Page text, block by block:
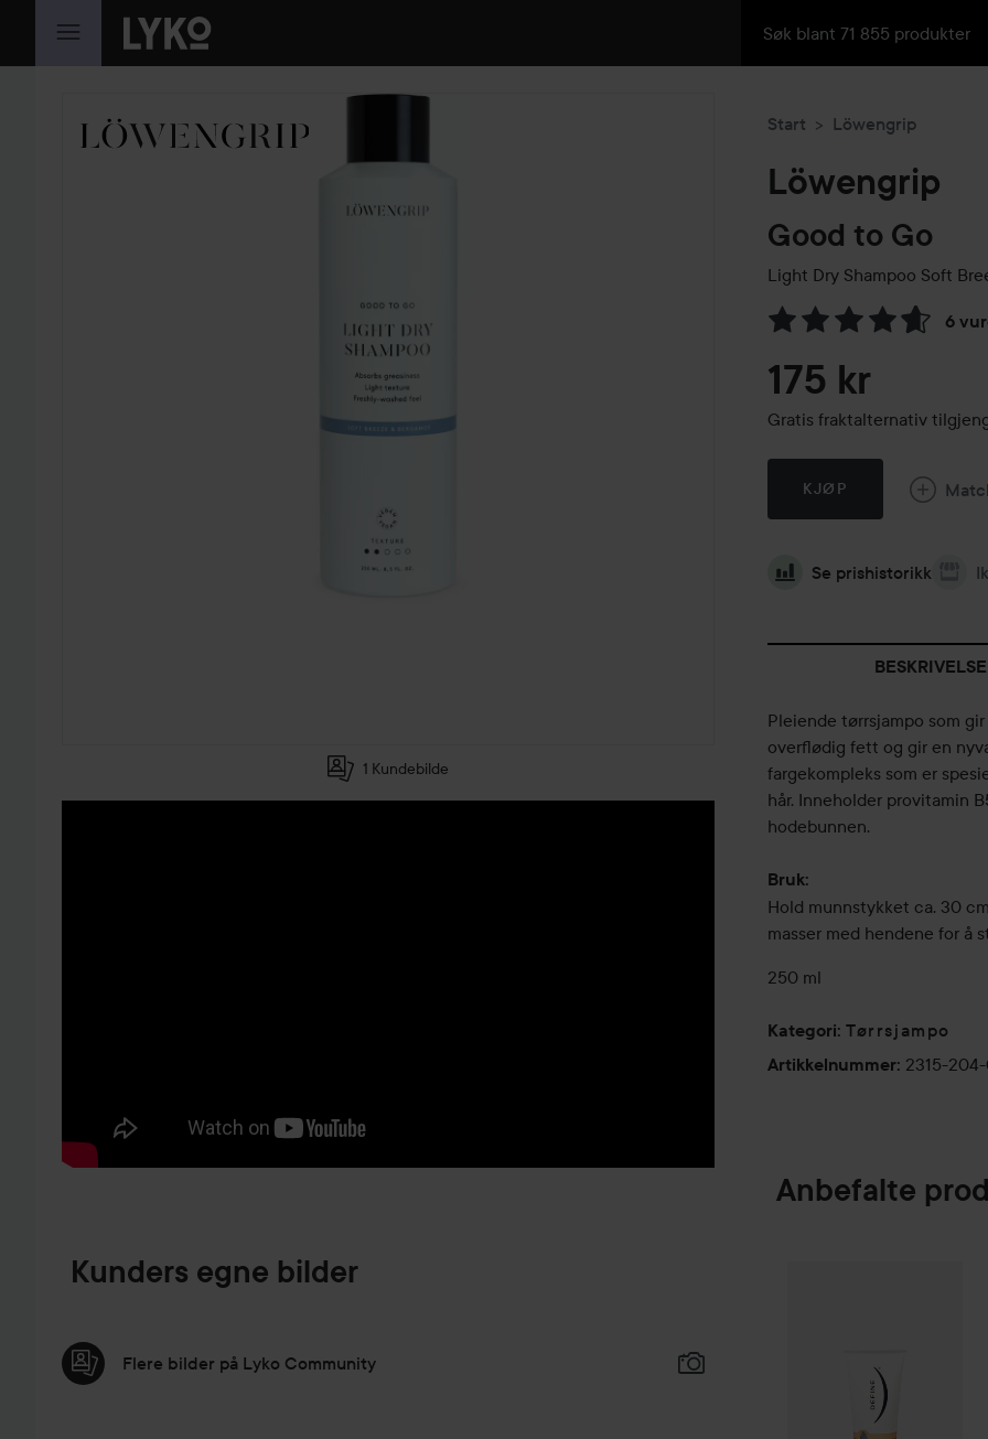
GÅ TIL INNHOLD
1 Kundebilde
Kunders egne bilder
Flere bilder på Lyko Community
Start Löwengrip
Löwengrip
Good to Go
Light Dry Shampoo Soft
6
Gå til Vurderinger &
175 kr
Gratis fraktalternativ
KJØP
Se prishistorikk
BESKRIVELSE
Pleiende tørrsjampo som
overflødig fett og gir en
fargekompleks som er
hår. Inneholder provitamin
hodebunnen.
Bruk:
Hold munnstykket ca. 30
masser med hendene for å
250 ml
Kategori: Tørrsjampo
Artikkelnummer: 2315-
Anbefalte